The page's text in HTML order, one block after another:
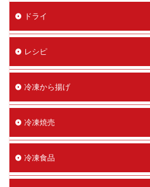
ドライ
レシピ
冷凍から揚げ
冷凍焼売
冷凍食品